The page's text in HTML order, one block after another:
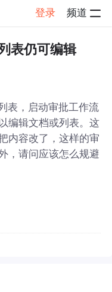
登录 频道
表仍可编辑
表，启动审批工作流
编辑文档或列表。这
内容改了，这样的审
，请问应该怎么规避